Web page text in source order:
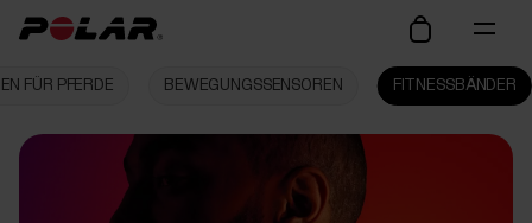
FÜR PFERDE BEWEGUNGSSENSOREN FITNESSBÄNDER